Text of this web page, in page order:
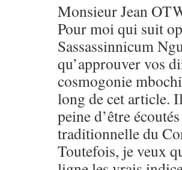
Monsieur Jean
Pour moi qui suit
Sassassinnicum
qu’approuver vos
cosmogonie
long de cet article.
peine d’être
traditionnelle du
Toutefois, je veux